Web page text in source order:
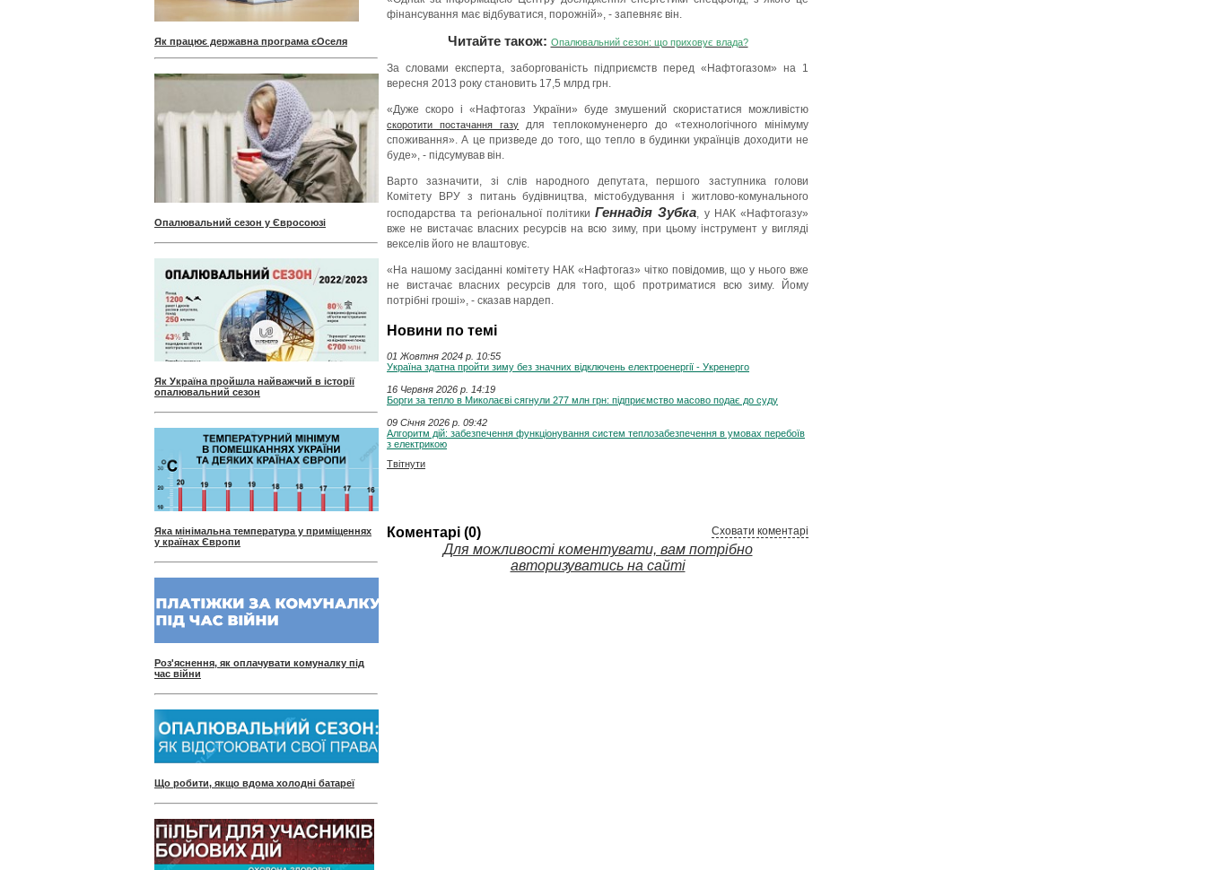
Як працює державна програма єОселя
Опалювальний сезон у Євросоюзі
Як Україна пройшла найважчий в історії
опалювальний сезон
Яка мінімальна температура у приміщеннях
у країнах Європи
Роз'яснення, як оплачувати комуналку під
час війни
Що робити, якщо вдома холодні батареї
фінансування має відбуватися, порожній», - запевняє він.
Читайте також: Опалювальний сезон: що приховує влада?
За словами експерта, заборгованість підприємств перед «Нафтогазом» на 1
вересня 2013 року становить 17,5 млрд грн.
«Дуже скоро і «Нафтогаз України» буде змушений скористатися можливістю
скоротити постачання газу
для теплокомуненерго до «технологічного мінімуму
споживання». А це призведе до того, що тепло в будинки українців доходити не
буде», - підсумував він.
Варто зазначити, зі слів народного депутата, першого заступника голови
Комітету ВРУ з питань будівництва, містобудування і житлово-комунального
господарства та регіональної політики Геннадія Зубка, у НАК «Нафтогазу»
вже не вистачає власних ресурсів на всю зиму, при цьому інструмент у вигляді
векселів його не влаштовує.
«На нашому засіданні комітету НАК «Нафтогаз» чітко повідомив, що у нього вже
не вистачає власних ресурсів для того, щоб протриматися всю зиму. Йому
потрібні гроші», - сказав нардеп.
Новини по темі
01 Жовтня 2024 p. 10:55
Україна здатна пройти зиму без значних відключень електроенергії - Укренерго
16 Червня 2026 p. 14:19
Борги за тепло в Миколаєві сягнули 277 млн грн: підприємство масово подає до суду
09 Січня 2026 p. 09:42
Алгоритм дій: забезпечення функціонування систем теплозабезпечення в умовах перебоїв
з електрикою
Твітнути
Коментарі (0) Сховати коментарі
Для можливості коментувати, вам потрібно
авторизуватись на сайті